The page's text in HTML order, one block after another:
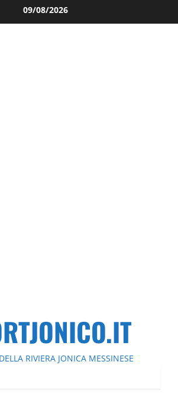
09/08/2026
RIVIERA JONICA MESSINESE